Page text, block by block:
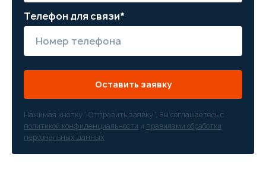
Телефон для связи*
Оставить заявку
Нажимая кнопку “Отправить заявку”, Вы соглашаетесь с
политикой конфиденциальности и правилами обработки
персональных данных